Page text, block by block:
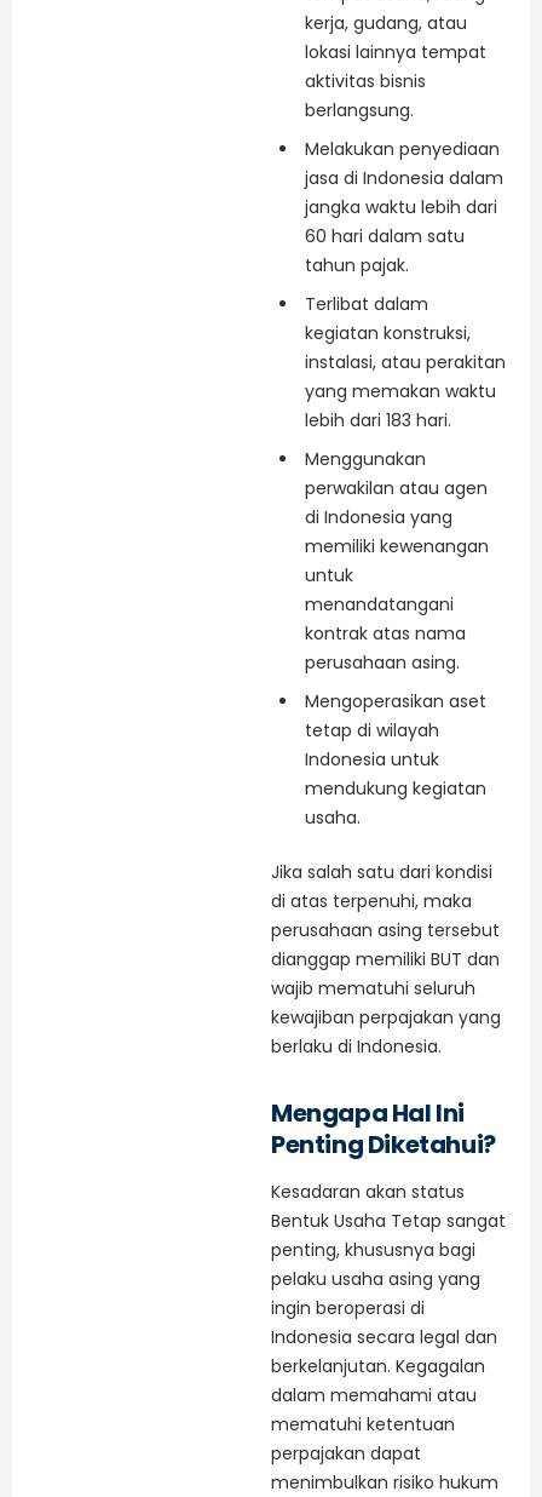
kerja, gudang, atau
lokasi lainnya tempat
aktivitas bisnis
berlangsung.
Melakukan penyediaan
jasa di Indonesia dalam
jangka waktu lebih dari
60 hari dalam satu
tahun pajak.
Terlibat dalam
kegiatan konstruksi,
instalasi, atau perakitan
yang memakan waktu
lebih dari 183 hari.
Menggunakan
perwakilan atau agen
di Indonesia yang
memiliki kewenangan
untuk
menandatangani
kontrak atas nama
perusahaan asing.
Mengoperasikan aset
tetap di wilayah
Indonesia untuk
mendukung kegiatan
usaha.
Jika salah satu dari kondisi
di atas terpenuhi, maka
perusahaan asing tersebut
dianggap memiliki BUT dan
wajib mematuhi seluruh
kewajiban perpajakan yang
berlaku di Indonesia.
Mengapa Hal Ini
Penting Diketahui?
Kesadaran akan status
Bentuk Usaha Tetap sangat
penting, khususnya bagi
pelaku usaha asing yang
ingin beroperasi di
Indonesia secara legal dan
berkelanjutan. Kegagalan
dalam memahami atau
mematuhi ketentuan
perpajakan dapat
menimbulkan risiko hukum